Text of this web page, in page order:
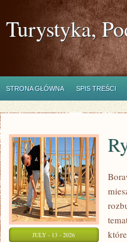
Turystyka,
STRONA GŁÓWNA SPIS TREŚCI
JULY - 13 - 2026